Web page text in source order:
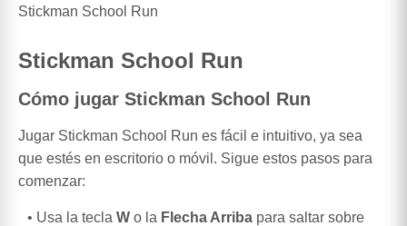
Stickman School Run
Stickman School Run
Cómo jugar Stickman School Run
Jugar Stickman School Run es fácil e intuitivo, ya sea
que estés en escritorio o móvil. Sigue estos pasos para
comenzar:
Usa la tecla W o la Flecha Arriba para saltar sobre